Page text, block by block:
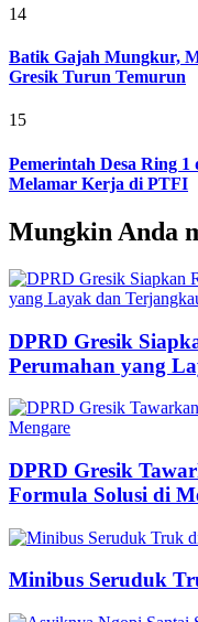
14
Batik Gajah Mungkur,
Gresik Turun Temurun
15
Pemerintah Desa Ring
Melamar Kerja di PTFI
Mungkin Anda
DPRD Gresik
Perumahan yang
DPRD Gresik
Formula Solusi di
Minibus Seruduk